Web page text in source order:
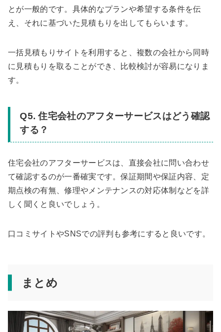
とが一般的です。具体的なプランや希望する条件を伝
え、それに基づいた見積もりを出してもらいます。
一括見積もりサイトを利用すると、複数の会社から同時
に見積もりを取ることができ、比較検討が容易になりま
す。
Q5. 住宅会社のアフターサービスはどう確認
する？
住宅会社のアフターサービスは、直接会社に問い合わせ
て確認するのが一番確実です。保証期間や保証内容、定
期点検の有無、修理やメンテナンスの対応体制などを詳
しく聞くと良いでしょう。
口コミサイトやSNSでの評判も参考にすると良いです。
まとめ